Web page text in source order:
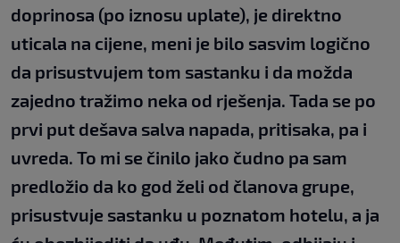
doprinosa (po iznosu uplate), je direktno
uticala na cijene, meni je bilo sasvim logično
da prisustvujem tom sastanku i da možda
zajedno tražimo neka od rješenja. Tada se po
prvi put dešava salva napada, pritisaka, pa i
uvreda. To mi se činilo jako čudno pa sam
predložio da ko god želi od članova grupe,
prisustvuje sastanku u poznatom hotelu, a ja